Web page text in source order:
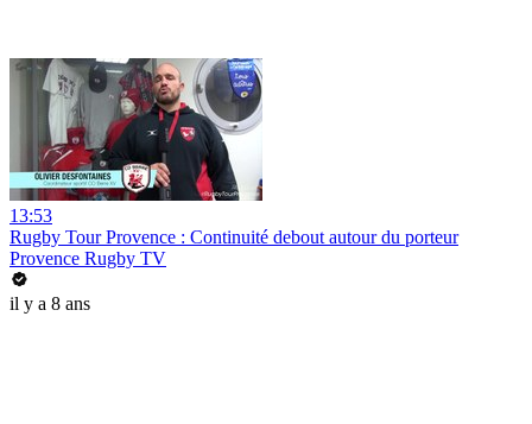
13:53
Rugby Tour Provence : Continuité debout autour du porteur
Provence Rugby TV
il y a 8 ans